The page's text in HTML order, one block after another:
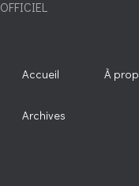
OFFICIEL
Accueil À
Archives